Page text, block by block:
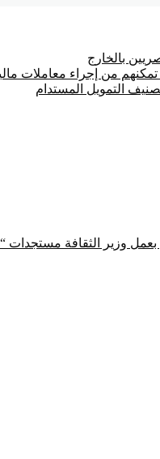
بالخارج
التمويل المستدام
وزير الثقافة مستجدات